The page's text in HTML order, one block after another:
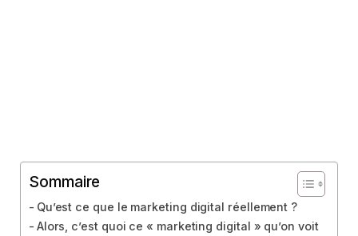
Sommaire
Qu’est ce que le marketing digital réellement ?
Alors, c’est quoi ce « marketing digital » qu’on voit